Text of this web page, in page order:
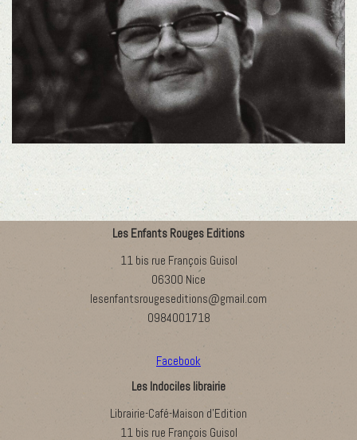
Les Enfants Rouges Editions
11 bis rue François Guisol
06300 Nice
lesenfantsrougeseditions@gmail.com
0984001718
Facebook
Les Indociles librairie
Librairie-Café-Maison d’Edition
11 bis rue François Guisol